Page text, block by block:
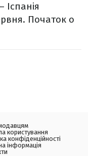
Іспанія
Початок о
користування
конфіденційності
інформація